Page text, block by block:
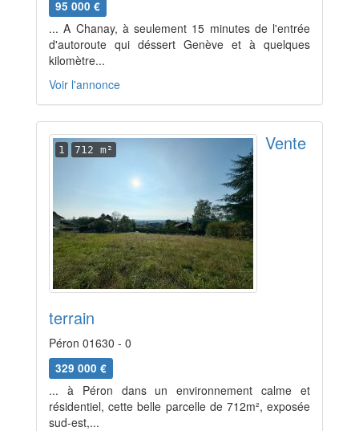
95 000 €
... A Chanay, à seulement 15 minutes de l'entrée
d'autoroute qui déssert Genève et à quelques
kilomètre...
Voir l'annonce
1 712 m² Vente
terrain
Péron 01630 - 0
329 000 €
... à Péron dans un environnement calme et
résidentiel, cette belle parcelle de 712m², exposée
sud-est,...